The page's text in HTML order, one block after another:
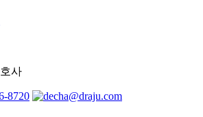
사
8720